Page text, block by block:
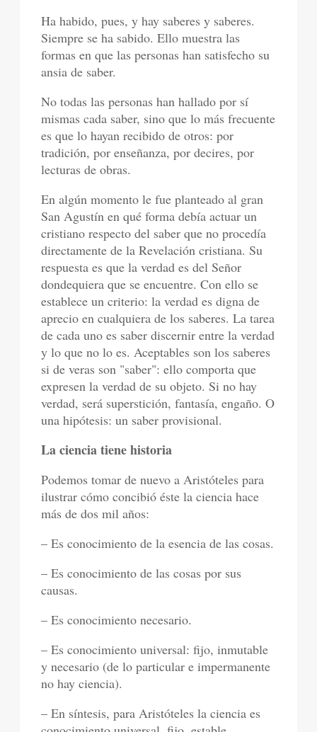
Ha habido, pues, y hay saberes y saberes.
Siempre se ha sabido. Ello muestra las
formas en que las personas han satisfecho su
ansia de saber.
No todas las personas han hallado por sí
mismas cada saber, sino que lo más frecuente
es que lo hayan recibido de otros: por
tradición, por enseñanza, por decires, por
lecturas de obras.
En algún momento le fue planteado al gran
San Agustín en qué forma debía actuar un
cristiano respecto del saber que no procedía
directamente de la Revelación cristiana. Su
respuesta es que la verdad es del Señor
dondequiera que se encuentre. Con ello se
establece un criterio: la verdad es digna de
aprecio en cualquiera de los saberes. La tarea
de cada uno es saber discernir entre la verdad
y lo que no lo es. Aceptables son los saberes
si de veras son "saber": ello comporta que
expresen la verdad de su objeto. Si no hay
verdad, será superstición, fantasía, engaño. O
una hipótesis: un saber provisional.
La ciencia tiene historia
Podemos tomar de nuevo a Aristóteles para
ilustrar cómo concibió éste la ciencia hace
más de dos mil años:
– Es conocimiento de la esencia de las cosas.
– Es conocimiento de las cosas por sus
causas.
– Es conocimiento necesario.
– Es conocimiento universal: fijo, inmutable
y necesario (de lo particular e impermanente
no hay ciencia).
– En síntesis, para Aristóteles la ciencia es